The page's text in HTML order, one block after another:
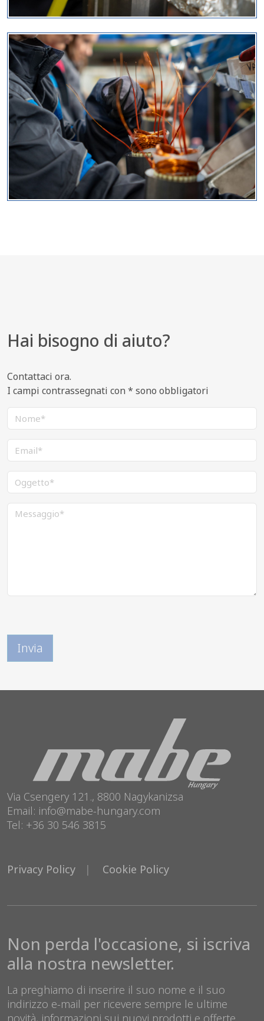
Hai bisogno di aiuto?
Contattaci ora.
I campi contrassegnati con * sono obbligatori
Via Csengery 121., 8800 Nagykanizsa
Email: info@mabe-hungary.com
Tel: +36 30 546 3815
Privacy Policy Cookie Policy
Non perda l'occasione, si iscriva
alla nostra newsletter.
La preghiamo di inserire il suo nome e il suo
indirizzo e-mail per ricevere sempre le ultime
novità, informazioni sui nuovi prodotti e offerte